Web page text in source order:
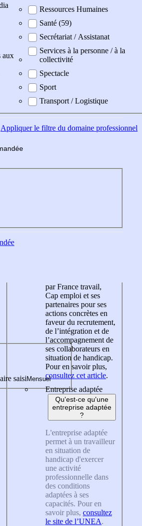
aux
Ressources Humaines
Santé (59)
Secrétariat / Assistanat
Services à la personne / à la
collectivité
Spectacle
Sport
Transport / Logistique
Appliquerle filtre du domaine professionnel
saisi
par France travail,
Cap emploi et ses
partenaires pour ses
actions concrètes en
faveur du recrutement,
de l’intégration et de
l’accompagnement de
ses collaborateurs en
situation de handicap.
Pour en savoir plus,
consultez cet article.
Entreprise adaptée
Qu'est-ce qu'une
entreprise adaptée
?
L'entreprise adaptée
permet à un travailleur
en situation de
handicap d'exercer
une activité
professionnelle dans
des conditions
adaptées à ses
capacités. Pour en
savoir plus, consultez
le site de l’UNEA.